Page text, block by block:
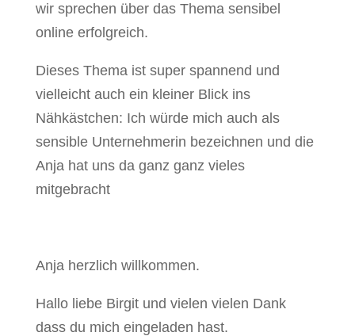
wir sprechen über das Thema sensibel
online erfolgreich.
Dieses Thema ist super spannend und
vielleicht auch ein kleiner Blick ins
Nähkästchen: Ich würde mich auch als
sensible Unternehmerin bezeichnen und die
Anja hat uns da ganz ganz vieles
mitgebracht
Anja herzlich willkommen.
Hallo liebe Birgit und vielen vielen Dank
dass du mich eingeladen hast.